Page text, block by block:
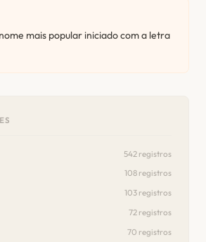
nome mais popular iniciado com a letra
542 registros
108 registros
103 registros
72 registros
70 registros